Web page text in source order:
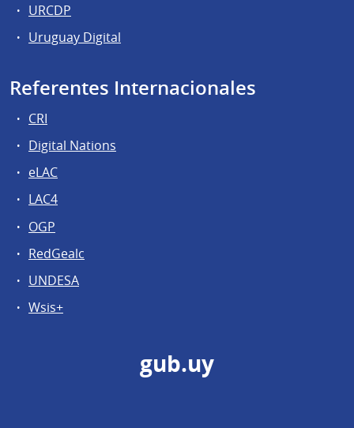
URCDP
Uruguay Digital
Referentes Internacionales
CRI
Digital Nations
eLAC
LAC4
OGP
RedGealc
UNDESA
Wsis+
gub.uy